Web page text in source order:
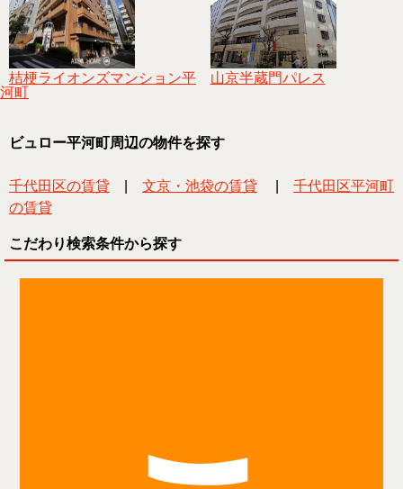
桔梗ライオンズマンション平
河町
山京半蔵門パレス
ビュロー平河町周辺の物件を探す
千代田区の賃貸 文京・池袋の賃貸
千代田区平河町
の賃貸
こだわり検索条件から探す